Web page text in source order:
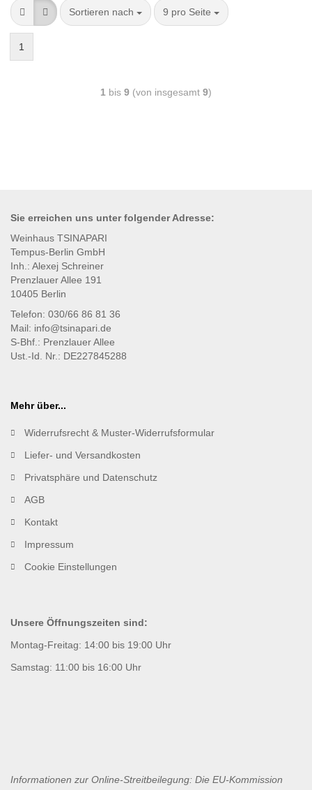
Sortieren nach 9 pro Seite
1
1 bis 9 (von insgesamt 9)
Sie erreichen uns unterfolgenderAdresse:
Weinhaus TSINAPARI
Tempus-Berlin GmbH
Inh.: Alexej Schreiner
Prenzlauer Allee 191
10405 Berlin
Telefon: 030/66 86 81 36
Mail: info@tsinapari.de
S-Bhf.: Prenzlauer Allee
Ust.-Id. Nr.: DE227845288
Mehr über...
Widerrufsrecht & Muster-Widerrufsformular
Liefer- und Versandkosten
Privatsphäre und Datenschutz
AGB
Kontakt
Impressum
Cookie Einstellungen
Unsere Öffnungszeiten sind:
Montag-Freitag: 14:00 bis 19:00 Uhr
Samstag: 11:00 bis 16:00 Uhr
Informationen zur Online-Streitbeilegung: Die EU-Kommission